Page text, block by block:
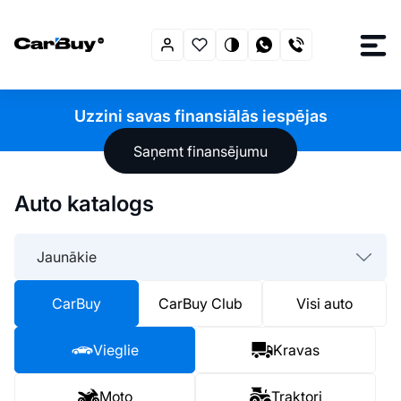
Uzzini savas finansiālās iespējas
Saņemt finansējumu
Auto katalogs
Jaunākie
CarBuy CarBuy Club Visi auto
Vieglie Kravas
Moto Traktori